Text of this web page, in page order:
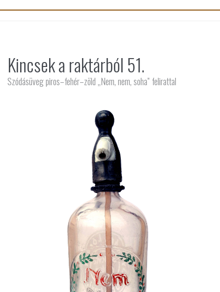
Kincsek a raktárból 51.
Szódásüveg piros–fehér–zöld „Nem, nem, soha” felirattal